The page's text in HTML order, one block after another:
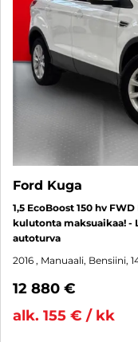
Ford Kuga
1,5 EcoBoost 150 hv
kulutonta maksuaikaa! -
autoturva
2016 , Manuaali, Bensiini,
12 880 €
alk. 155 € / kk